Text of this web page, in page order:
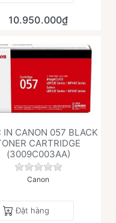
10.950.000₫
sản phẩm này.
IN CANON 057 BLACK
CARTRIDGE
(3009C003AA)
Chưa có đánh giá
Canon
Đặt hàng